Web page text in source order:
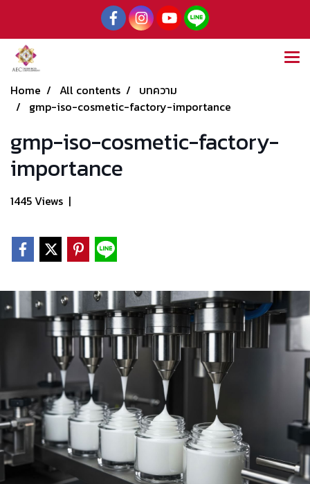
Home All contents
บทความ
gmp-iso-cosmetic-factory-importance
gmp-iso-cosmetic-factory-
importance
1445 Views |